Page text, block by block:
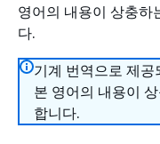
영어의 내용이 상충하
다.
기계 번역으로 제
본 영어의 내용이
합니다.